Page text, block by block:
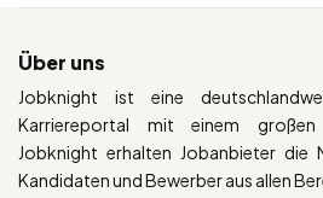
Über uns
Jobknight ist eine
Karriereportal mit einem großen
Jobknight erhalten Jobanbieter die
Kandidaten und Bewerber aus allen